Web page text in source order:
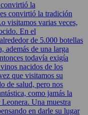
la